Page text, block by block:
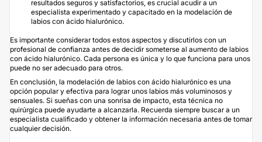
resultados seguros y satisfactorios, es crucial acudir a un
especialista experimentado y capacitado en la modelación de
labios con ácido hialurónico.
Es importante considerar todos estos aspectos y discutirlos con un
profesional de confianza antes de decidir someterse al aumento de labios
con ácido hialurónico. Cada persona es única y lo que funciona para unos
puede no ser adecuado para otros.
En conclusión, la modelación de labios con ácido hialurónico es una
opción popular y efectiva para lograr unos labios más voluminosos y
sensuales. Si sueñas con una sonrisa de impacto, esta técnica no
quirúrgica puede ayudarte a alcanzarla. Recuerda siempre buscar a un
especialista cualificado y obtener la información necesaria antes de tomar
cualquier decisión.